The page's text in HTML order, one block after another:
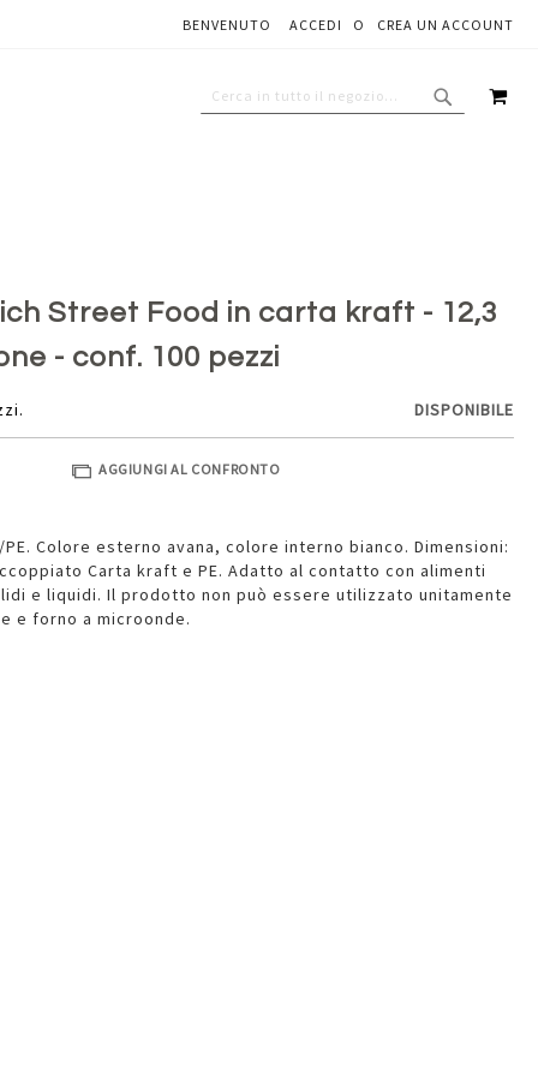
BENVENUTO ACCEDI CREA UN ACCOUNT
Street Food in carta kraft - 12,3
- conf. 100 pezzi
DISPONIBILE
AGGIUNGI AL CONFRONTO
PE. Colore esterno avana, colore interno bianco. Dimensioni:
Carta kraft e PE. Adatto al contatto con alimenti
e liquidi. Il prodotto non può essere utilizzato unitamente
e forno a microonde.